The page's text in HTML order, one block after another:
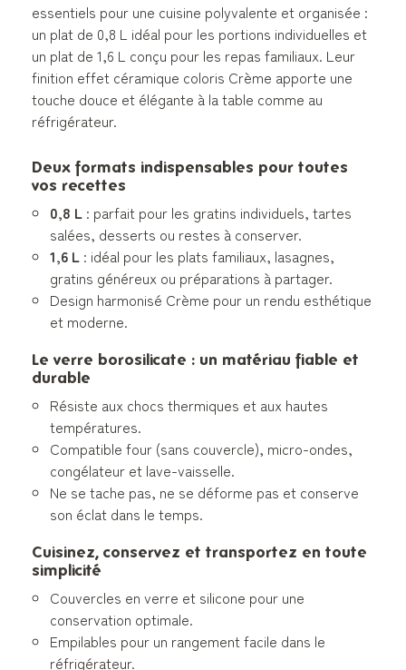
essentiels pour une cuisine polyvalente et organisée :
un plat de 0,8 L idéal pour les portions individuelles et
un plat de 1,6 L conçu pour les repas familiaux. Leur
finition effet céramique coloris Crème apporte une
touche douce et élégante à la table comme au
réfrigérateur.
Deux formats indispensables pour toutes
vos recettes
0,8 L : parfait pour les gratins individuels, tartes
salées, desserts ou restes à conserver.
1,6 L : idéal pour les plats familiaux, lasagnes,
gratins généreux ou préparations à partager.
Design harmonisé Crème pour un rendu esthétique
et moderne.
Le verre borosilicate : un matériau fiable et
durable
Résiste aux chocs thermiques et aux hautes
températures.
Compatible four (sans couvercle), micro-ondes,
congélateur et lave-vaisselle.
Ne se tache pas, ne se déforme pas et conserve
son éclat dans le temps.
Cuisinez, conservez et transportez en toute
simplicité
Couvercles en verre et silicone pour une
conservation optimale.
Empilables pour un rangement facile dans le
réfrigérateur.